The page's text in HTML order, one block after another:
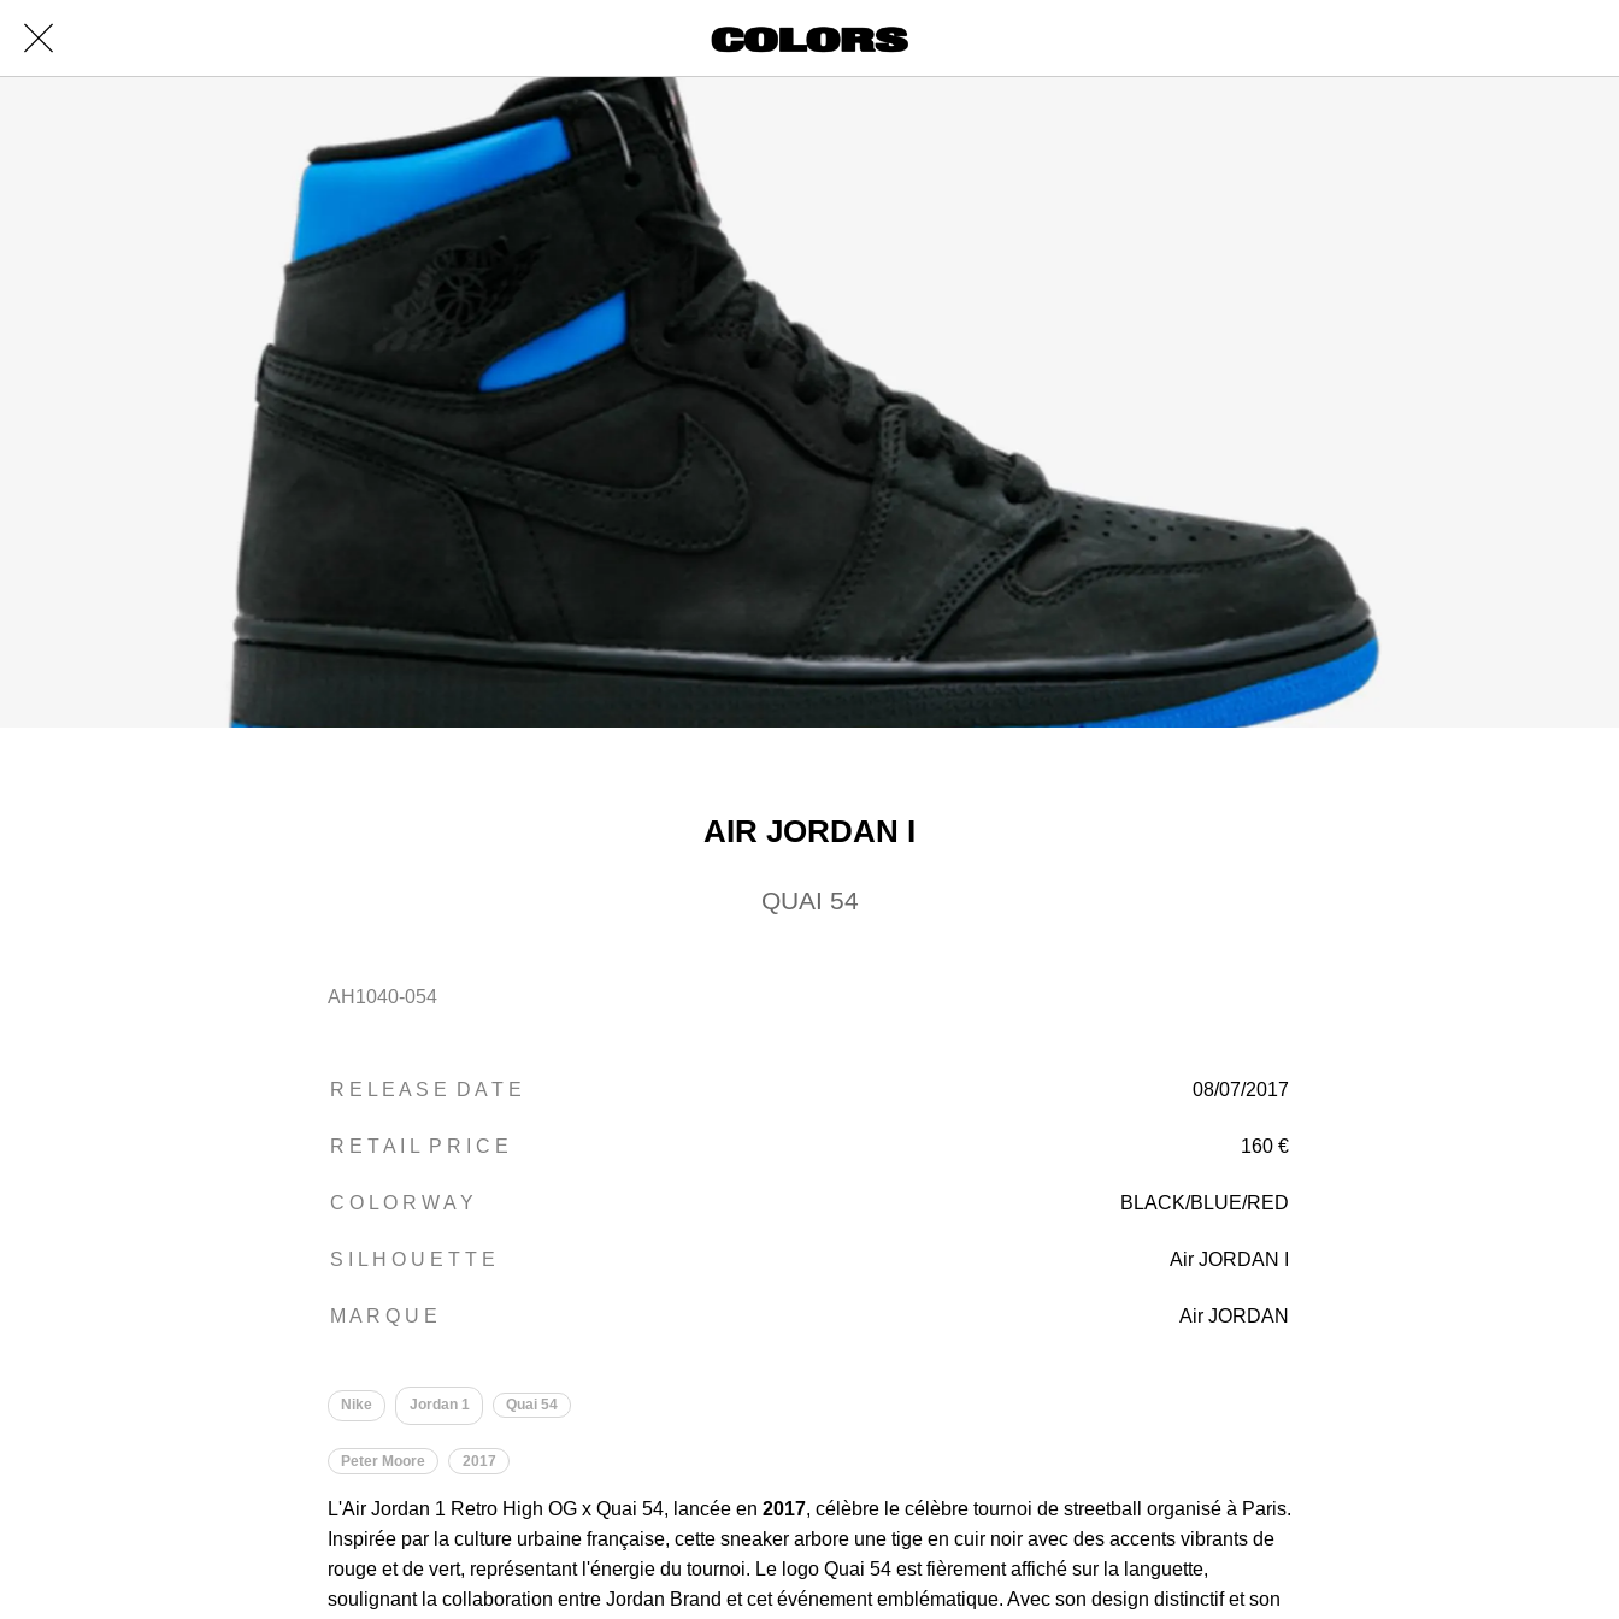
AIR JORDAN I
QUAI 54
AH1040-054
R E L E A S E D A T E 08/07/2017
R E T A I L P R I C E 160 €
C O L O R W A Y BLACK/BLUE/RED
S I L H O U E T T E Air JORDAN I
M A R Q U E Air JORDAN
Nike Jordan 1 Quai 54
Peter Moore 2017
L'Air Jordan 1 Retro High OG x Quai 54, lancée en 2017, célèbre le célèbre tournoi de streetball organisé à Paris.
Inspirée par la culture urbaine française, cette sneaker arbore une tige en cuir noir avec des accents vibrants de
rouge et de vert, représentant l'énergie du tournoi. Le logo Quai 54 est fièrement affiché sur la languette,
soulignant la collaboration entre Jordan Brand et cet événement emblématique. Avec son design distinctif et son